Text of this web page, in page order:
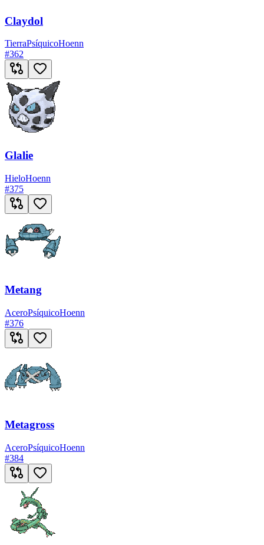
Claydol
TierraPsíquicoHoenn
#362
Glalie
HieloHoenn
#375
Metang
AceroPsíquicoHoenn
#376
Metagross
AceroPsíquicoHoenn
#384